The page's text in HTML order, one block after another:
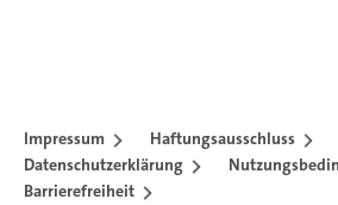
Impressum
Haftungsausschluss
Datenschutzerklärung
Barrierefreiheit